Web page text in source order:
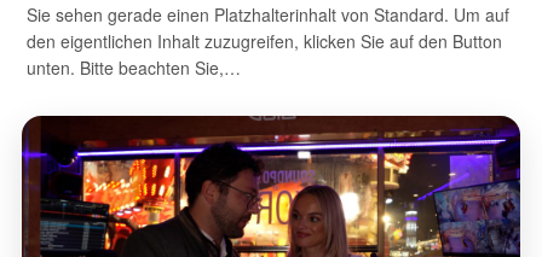
Sie sehen gerade einen Platzhalterinhalt von Standard. Um auf
den eigentlichen Inhalt zuzugreifen, klicken Sie auf den Button
unten. Bitte beachten Sie,…